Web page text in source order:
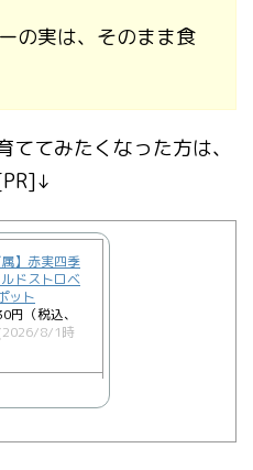
の実は、そのまま食
てみたくなった方は、
属】赤実四季
ドストロベ
ット
円（税込、
8/1時